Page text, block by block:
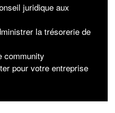
juridique aux
la trésorerie de
community
pour votre entreprise